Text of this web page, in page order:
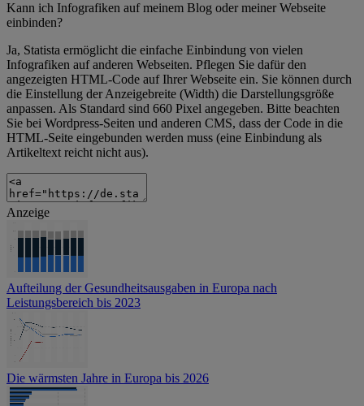
Kann ich Infografiken auf meinem Blog oder meiner Webseite
einbinden?
Ja, Statista ermöglicht die einfache Einbindung von vielen
Infografiken auf anderen Webseiten. Pflegen Sie dafür den
angezeigten HTML-Code auf Ihrer Webseite ein. Sie können durch
die Einstellung der Anzeigebreite (Width) die Darstellungsgröße
anpassen. Als Standard sind 660 Pixel angegeben. Bitte beachten
Sie bei Wordpress-Seiten und anderen CMS, dass der Code in die
HTML-Seite eingebunden werden muss (eine Einbindung als
Artikeltext reicht nicht aus).
Anzeige
Aufteilung der Gesundheitsausgaben in Europa nach
Leistungsbereich bis 2023
Die wärmsten Jahre in Europa bis 2026